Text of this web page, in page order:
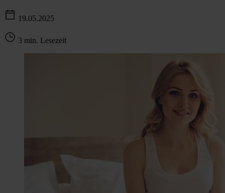
19.05.2025
3 min. Lesezeit